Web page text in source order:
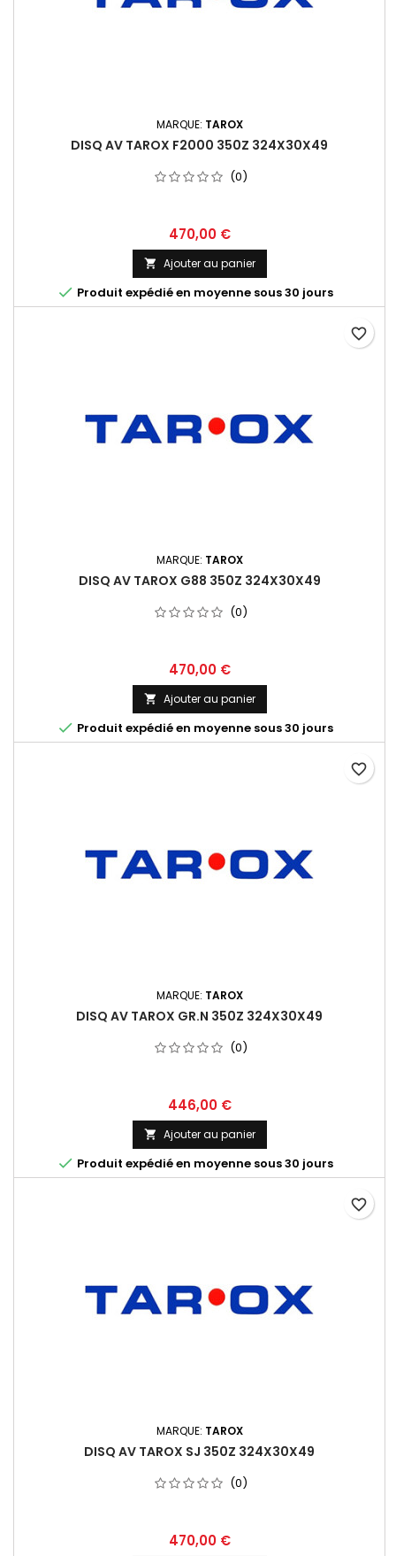
MARQUE: TAROX
DISQ AV TAROX F2000 350Z 324X30X49
(0)
Prix
470,00 €
 Ajouter au panier
 Produit expédié en moyenne sous 30 jours
MARQUE: TAROX
DISQ AV TAROX G88 350Z 324X30X49
(0)
Prix
470,00 €
 Ajouter au panier
 Produit expédié en moyenne sous 30 jours
favorite_border
MARQUE: TAROX
DISQ AV TAROX GR.N 350Z 324X30X49
(0)
Prix
446,00 €
 Ajouter au panier
 Produit expédié en moyenne sous 30 jours
favorite_border
MARQUE: TAROX
DISQ AV TAROX SJ 350Z 324X30X49
(0)
Prix
470,00 €
favorite_border